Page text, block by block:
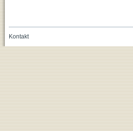
Kontakt